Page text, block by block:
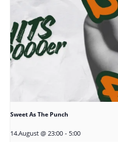
Sweet As The Punch
14.August @ 23:00 - 5:00